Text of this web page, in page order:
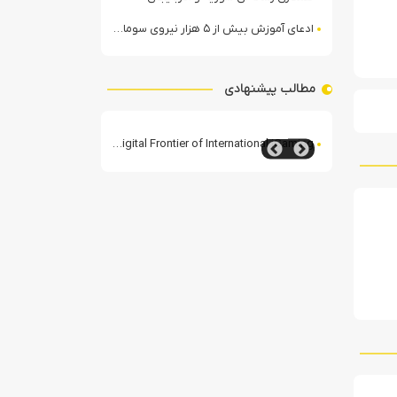
ادعای آموزش بیش از ۵ هزار نیروی سومالیایی با نظارت عربستان
مطالب پیشنهادی
BetWest: Navigating the Digital Frontier of International iGaming